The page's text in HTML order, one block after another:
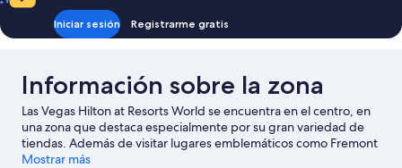
Iniciar sesión Registrarme gratis
Información sobre la zona
Las Vegas Hilton at Resorts World se encuentra en el centro, en
una zona que destaca especialmente por su gran variedad de
tiendas. Además de visitar lugares emblemáticos como Fremont
Street Experience y Presa Hoover, podrás dar rienda suelta a tu
Mostrar más